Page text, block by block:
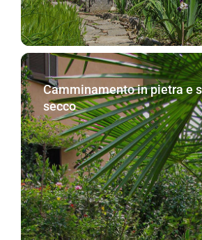
Camminamento in pietra e
secco